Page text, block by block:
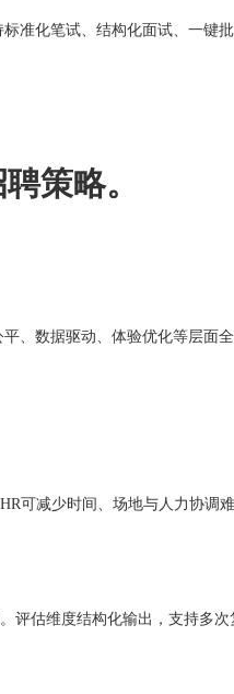
策略。
准化笔试、结构化面试、一键
、数据驱动、体验优化等层
可减少时间、场地与人力协
估维度结构化输出，支持多